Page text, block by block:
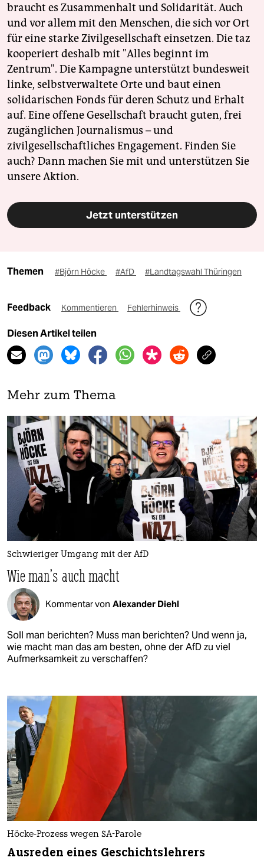
braucht es Zusammenhalt und Solidarität. Auch
und vor allem mit den Menschen, die sich vor Ort
für eine starke Zivilgesellschaft einsetzen. Die taz
kooperiert deshalb mit "Alles beginnt im
Zentrum". Die Kampagne unterstützt bundesweit
linke, selbstverwaltete Orte und baut einen
solidarischen Fonds für deren Schutz und Erhalt
auf. Eine offene Gesellschaft braucht guten, frei
zugänglichen Journalismus – und
zivilgesellschaftliches Engagement. Finden Sie
auch? Dann machen Sie mit und unterstützen Sie
unsere Aktion.
Jetzt unterstützen
Themen #Björn Höcke #AfD #Landtagswahl Thüringen
Feedback Kommentieren Fehlerhinweis
Diesen Artikel teilen
Mehr zum Thema
Schwieriger Umgang mit der AfD
Wie man’s auch macht
Kommentar von Alexander Diehl
Soll man berichten? Muss man berichten? Und wenn ja,
wie macht man das am besten, ohne der AfD zu viel
Aufmerksamkeit zu verschaffen?
Höcke-Prozess wegen SA-Parole
Ausreden eines Geschichtslehrers